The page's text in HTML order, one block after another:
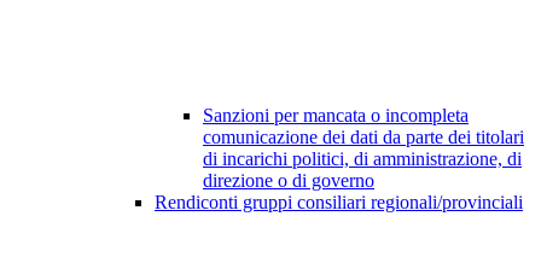
Sanzioni per mancata o incompleta
comunicazione dei dati da parte dei titolari
di incarichi politici, di amministrazione, di
direzione o di governo
Rendiconti gruppi consiliari regionali/provinciali